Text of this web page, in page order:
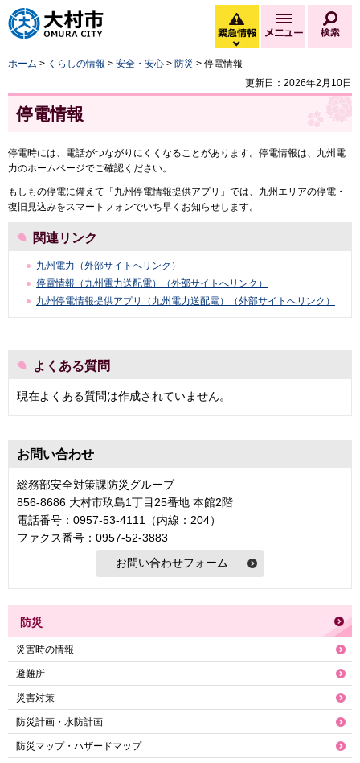
大村市
緊急情報
緊急情報を開く
メニュー
ホーム > くらしの情報 > 安全・安心 > 防災 > 停電情報
更新日：2026年2月10日
停電情報
停電時には、電話がつながりにくくなることがあります。停電情報は、九州電
力のホームページでご確認ください。
もしもの停電に備えて「九州停電情報提供アプリ」では、九州エリアの停電・
復旧見込みをスマートフォンでいち早くお知らせします。
関連リンク
九州電力（外部サイトへリンク）
停電情報（九州電力送配電）（外部サイトへリンク）
九州停電情報提供アプリ（九州電力送配電）（外部サイトへリンク）
よくある質問
現在よくある質問は作成されていません。
お問い合わせ
総務部安全対策課防災グループ
856-8686 大村市玖島1丁目25番地 本館2階
電話番号：0957-53-4111（内線：204）
ファクス番号：0957-52-3883
防災
災害時の情報
避難所
災害対策
防災計画・水防計画
防災マップ・ハザードマップ